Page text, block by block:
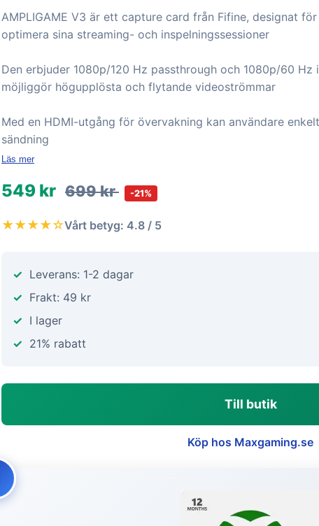
AMPLIGAME V3 är ett capture card från Fifine, designat
optimera sina streaming- och inspelningssessioner
Den erbjuder 1080p/120 Hz passthrough och 1080p/60
möjliggör högupplösta och flytande videoströmmar
Med en HDMI-utgång för övervakning kan användare
sändning
Läs mer
549 kr 699 kr -21%
★★★★☆Vårt betyg: 4.8 / 5
Leverans: 1-2 dagar
Frakt: 49 kr
I lager
21% rabatt
Till butik
Köp hos Maxgaming.se